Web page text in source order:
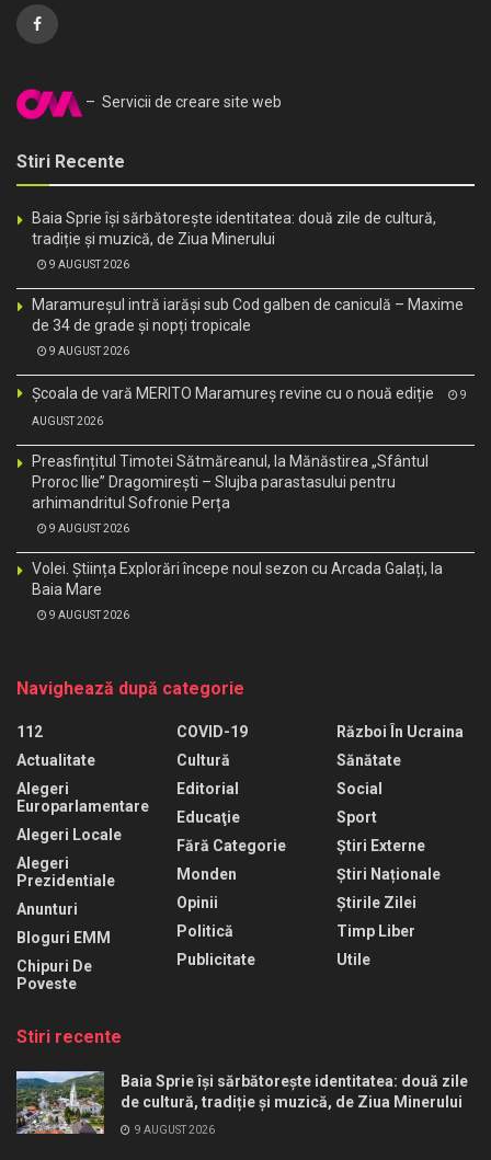
– Servicii de creare site web
Stiri Recente
Baia Sprie își sărbătorește identitatea: două zile de cultură,
tradiție și muzică, de Ziua Minerului
9 AUGUST 2026
Maramureșul intră iarăși sub Cod galben de caniculă – Maxime
de 34 de grade și nopți tropicale
9 AUGUST 2026
Școala de vară MERITO Maramureș revine cu o nouă ediție 9
AUGUST 2026
Preasfințitul Timotei Sătmăreanul, la Mănăstirea „Sfântul
Proroc Ilie” Dragomirești – Slujba parastasului pentru
arhimandritul Sofronie Perța
9 AUGUST 2026
Volei. Știința Explorări începe noul sezon cu Arcada Galați, la
Baia Mare
9 AUGUST 2026
Navighează după categorie
112
Actualitate
Alegeri
Europarlamentare
Alegeri Locale
Alegeri
Prezidentiale
Anunturi
Bloguri EMM
Chipuri De
Poveste
COVID-19
Cultură
Editorial
Educaţie
Fără Categorie
Monden
Opinii
Politică
Publicitate
Război În Ucraina
Sănătate
Social
Sport
Știri Externe
Știri Naționale
Știrile Zilei
Timp Liber
Utile
Stiri recente
Baia Sprie își sărbătorește identitatea: două zile
de cultură, tradiție și muzică, de Ziua Minerului
9 AUGUST 2026